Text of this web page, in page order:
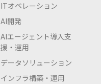
ITオペレーション
AI開発
AIエージェント導入支
援・運用
データソリューション
インフラ構築・運用